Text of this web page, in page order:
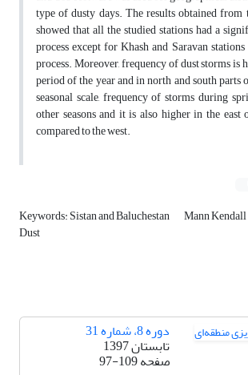
type of dusty days. The results obtained from
showed that all the studied stations had a
process except for Khash and Saravan
process. Moreover, frequency of dust storms is
period of the year and in north and south
seasonal scale, frequency of storms during
other seasons and it is also higher in the east
compared to the west.
Keywords: Sistan and Baluchestan Mann Kendall
Dust
دوره 8، شماره 31
تابستان 1397
صفحه97-109